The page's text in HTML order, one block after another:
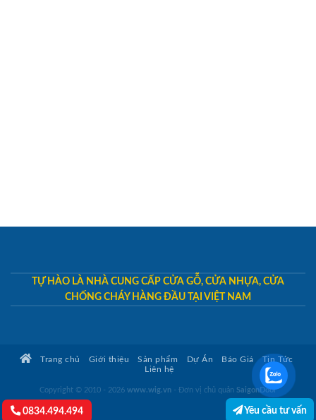
TỰ HÀO LÀ NHÀ CUNG CẤP CỬA GỖ, CỬA NHỰA, CỬA
CHỐNG CHÁY HÀNG ĐẦU TẠI VIỆT NAM
Trang chủ Giới thiệu Sản phẩm Dự Án Báo Giá
Tin Tức
Liên hệ
Copyright © 2010 - 2026 www.wig.vn - Đơn vị chủ quản SaigonDoor
0834.494.494 Yêu cầu tư vấn